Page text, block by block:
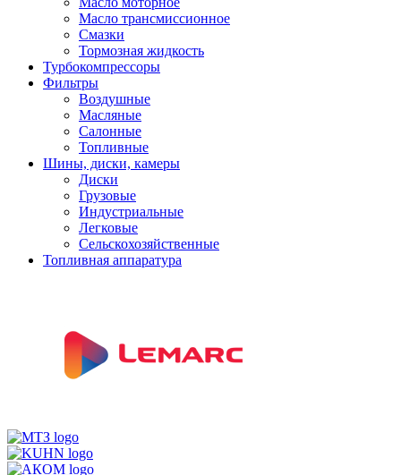
Масло трансмиссионное
Смазки
Тормозная жидкость
Турбокомпрессоры
Фильтры
Воздушные
Масляные
Салонные
Топливные
Шины, диски, камеры
Диски
Грузовые
Индустриальные
Легковые
Сельскохозяйственные
Топливная аппаратура